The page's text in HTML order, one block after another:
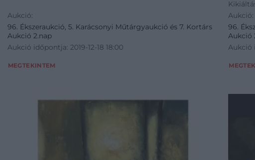
Aukció:
96. Ékszeraukció, 5. Karácsonyi Műtárgyaukció és 7. Kortárs
Aukció 2.nap
Aukció időpontja: 2019-12-18 18:00
MEGTEKINTEM
Aukció:
96.
Aukció
Aukció